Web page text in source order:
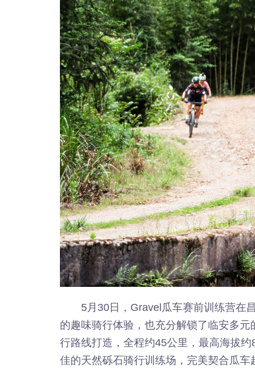
5月30日，Gravel瓜车赛前训练营在
的趣味骑行体验，也充分解锁了临安多
行路线打造，全程约45公里，最高海拔
佳的天然砾石骑行训练场，完美契合瓜车